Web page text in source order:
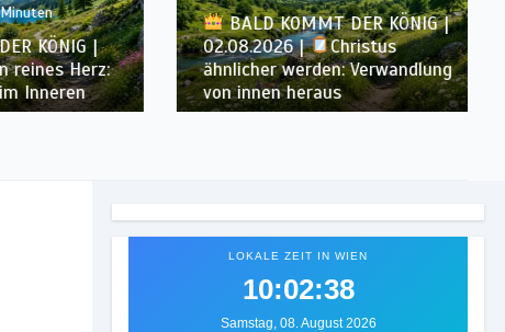
|
Herz:
BALD KOMMT DER KÖNIG |
02.08.2026 |
Christus
ähnlicher werden: Verwandlung
von innen heraus
LOKALE ZEIT IN WIEN
10:02:40
Samstag, 08. August 2026